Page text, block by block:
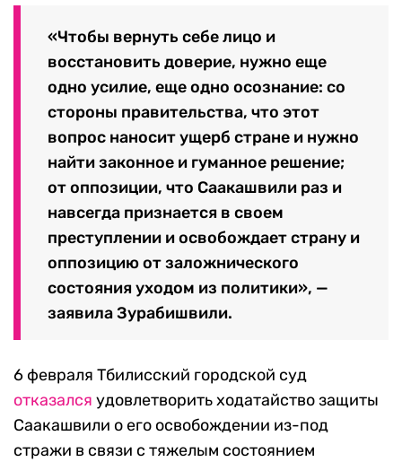
«Чтобы вернуть себе лицо и
восстановить доверие, нужно еще
одно усилие, еще одно осознание: со
стороны правительства, что этот
вопрос наносит ущерб стране и нужно
найти законное и гуманное решение;
от оппозиции, что Саакашвили раз и
навсегда признается в своем
преступлении и освобождает страну и
оппозицию от заложнического
состояния уходом из политики», —
заявила Зурабишвили.
6 февраля Тбилисский городской суд
отказался удовлетворить ходатайство защиты
Саакашвили о его освобождении из-под
стражи в связи с тяжелым состоянием